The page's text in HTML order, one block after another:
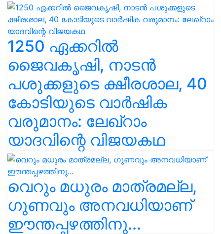
1250 ഏക്കറിൽ
ജൈവകൃഷി, നാടൻ
പശുക്കളുടെ ക്ഷീരശാല, 40
കോടിയുടെ വാർഷിക
വരുമാനം: ലേഖ്‌റാം
യാദവിന്റെ വിജയകഥ
വെറും മധുരം മാത്രമല്ല,
ഗുണവും അനവധിയാണ്
ഈന്തപ്പഴത്തിനു...